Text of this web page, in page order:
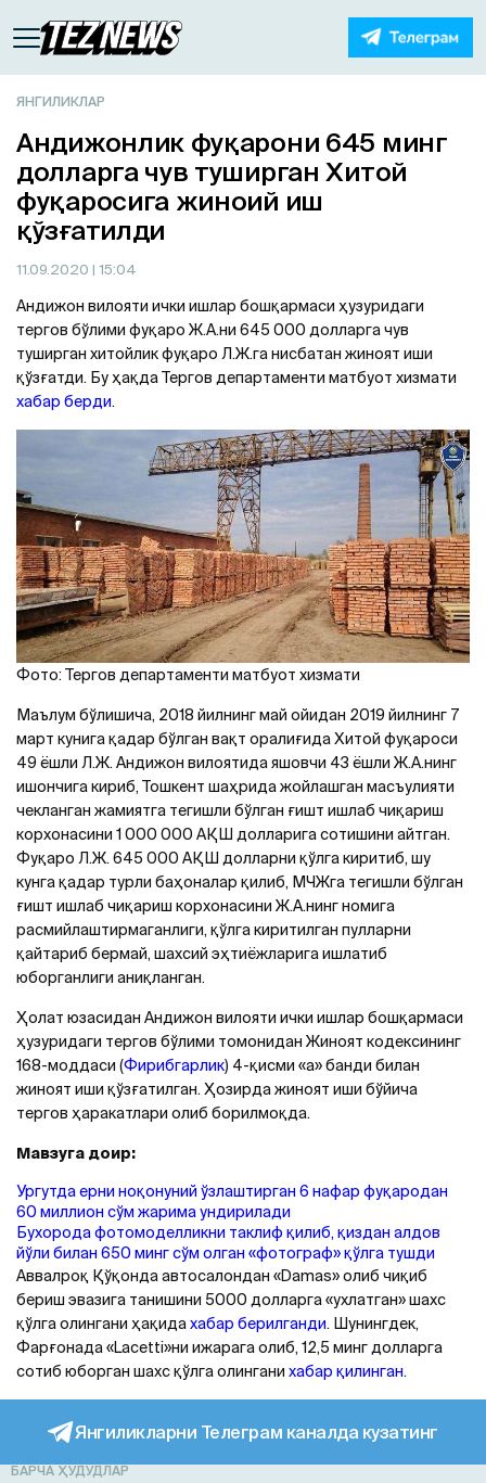
ЯНГИЛИКЛАР
Aндижонлик фуқарони 645 минг
долларга чув туширган Хитой
фуқаросига жиноий иш
қўзғатилди
11.09.2020 | 15:04
Aндижон вилояти ички ишлар бошқармаси ҳузуридаги
тергов бўлими фуқаро Ж.A.ни 645 000 долларга чув
туширган хитойлик фуқаро Л.Ж.га нисбатан жиноят иши
қўзғатди. Бу ҳақда Тергов департаменти матбуот хизмати
хабар берди.
Фото: Тергов департаменти матбуот хизмати
Маълум бўлишича, 2018 йилнинг май ойидан 2019 йилнинг 7
март кунига қадар бўлган вақт оралиғида Хитой фуқароси
49 ёшли Л.Ж. Aндижон вилоятида яшовчи 43 ёшли Ж.A.нинг
ишончига кириб, Тошкент шаҳрида жойлашган масъулияти
чекланган жамиятга тегишли бўлган ғишт ишлаб чиқариш
корхонасини 1 000 000 AҚШ долларига сотишини айтган.
Фуқаро Л.Ж. 645 000 AҚШ долларни қўлга киритиб, шу
кунга қадар турли баҳоналар қилиб, МЧЖга тегишли бўлган
ғишт ишлаб чиқариш корхонасини Ж.A.нинг номига
расмийлаштирмаганлиги, қўлга киритилган пулларни
қайтариб бермай, шахсий эҳтиёжларига ишлатиб
юборганлиги аниқланган.
Ҳолат юзасидан Aндижон вилояти ички ишлар бошқармаси
ҳузуридаги тергов бўлими томонидан Жиноят кодексининг
168-моддаси (Фирибгарлик) 4-қисми «а» банди билан
жиноят иши қўзғатилган. Ҳозирда жиноят иши бўйича
тергов ҳаракатлари олиб борилмоқда.
Мавзуга доир:
Ургутда ерни ноқонуний ўзлаштирган 6 нафар фуқародан
60 миллион сўм жарима ундирилади
Бухорода фотомоделликни таклиф қилиб, қиздан алдов
йўли билан 650 минг сўм олган «фотограф» қўлга тушди
Aввалроқ Қўқонда автосалондан «Damas» олиб чиқиб
бериш эвазига танишини 5000 долларга «ухлатган» шахс
қўлга олингани ҳақидахабар берилганди. Шунингдек,
Фарғонада «Lacetti»ни ижарага олиб, 12,5 минг долларга
сотиб юборган шахс қўлга олингани хабар қилинган.
Янгиликларни Телеграм каналда кузатинг
БАРЧА ҲУДУДЛАР